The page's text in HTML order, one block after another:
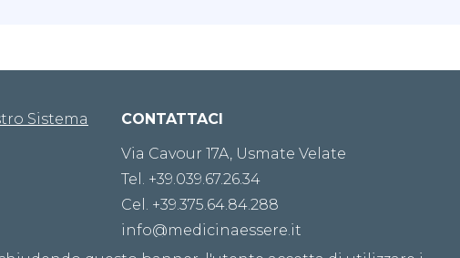
Sistema
CONTATTACI
Via Cavour 17A, Usmate Velate
Tel. +39.039.67.26.34
Cel. +39.375.64.84.288
info@medicinaessere.it